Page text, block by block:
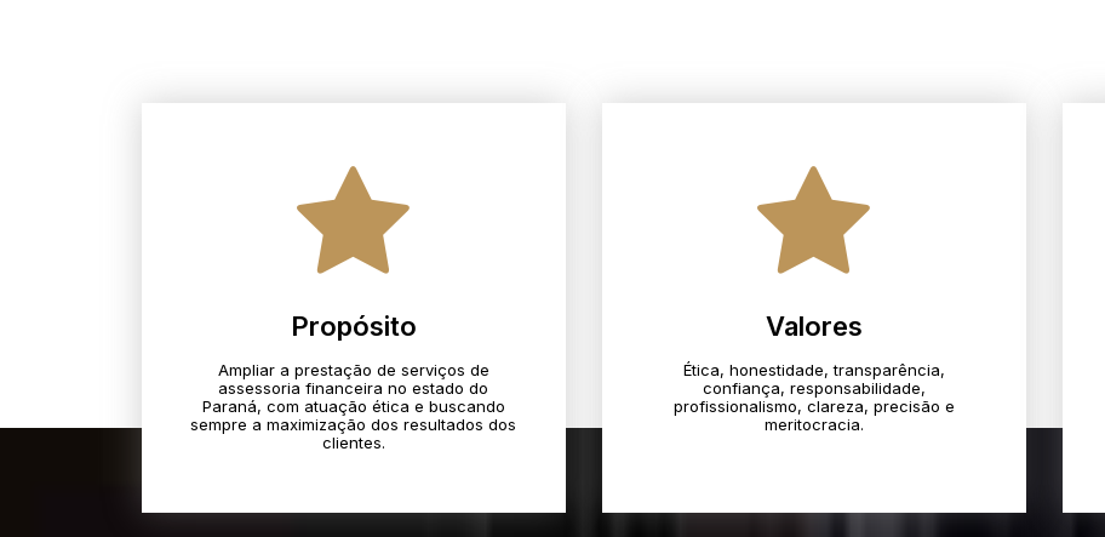
Propósito
Ampliar a prestação de serviços de
assessoria financeira no estado do
Paraná, com atuação ética e buscando
sempre a maximização dos resultados dos
clientes.
Valores
Ética, honestidade, transparência,
confiança, responsabilidade,
profissionalismo, clareza, precisão e
meritocracia.​